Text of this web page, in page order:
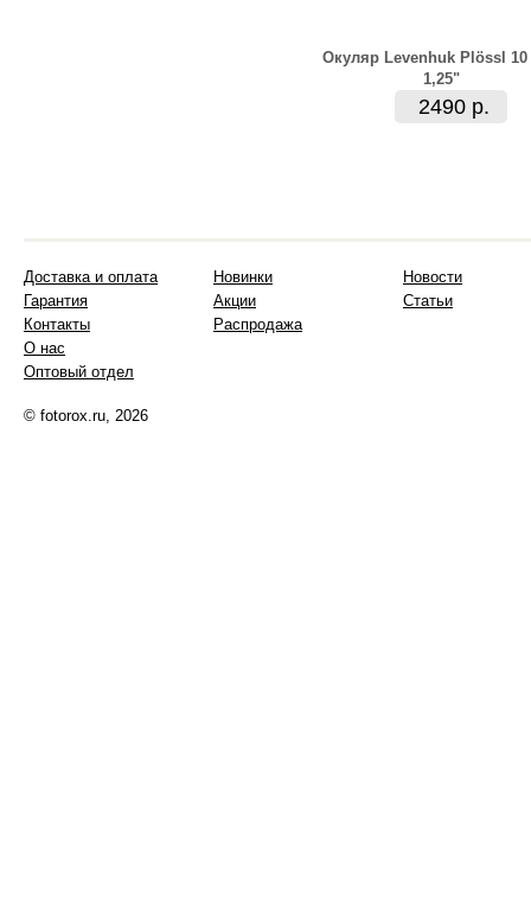
Окуляр Levenhuk Plössl
1,25"
2490 р.
Доставка и оплата
Гарантия
Контакты
О нас
Оптовый отдел
Новинки
Акции
Распродажа
Новости
Статьи
© fotorox.ru, 2026